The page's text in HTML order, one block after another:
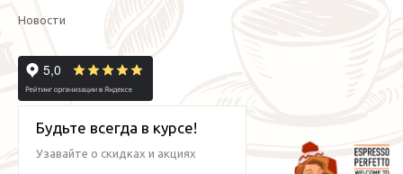
Новости
Будьте всегда в курсе!
Узавайте о скидках и акциях